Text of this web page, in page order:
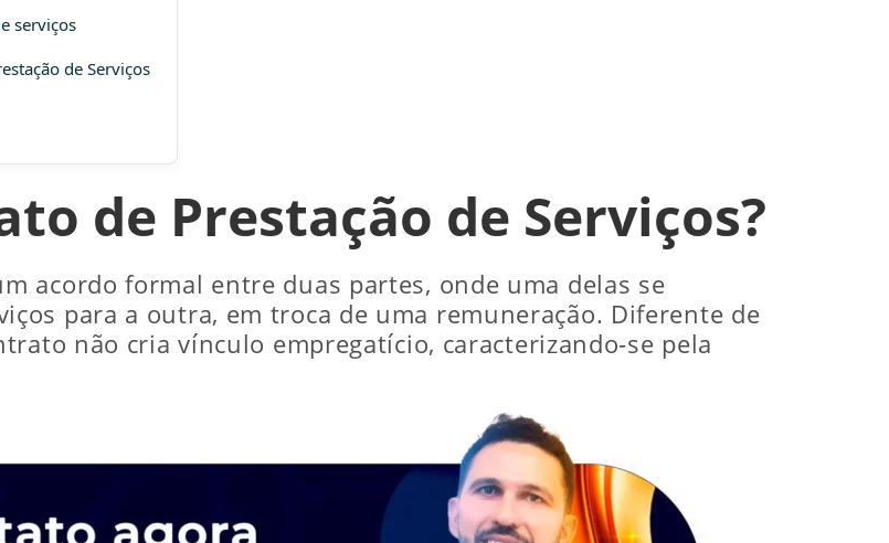
serviços
de Serviços
de Prestação de Serviços?
acordo formal entre duas partes, onde uma delas se
para a outra, em troca de uma remuneração. Diferente de
não cria vínculo empregatício, caracterizando-se pela